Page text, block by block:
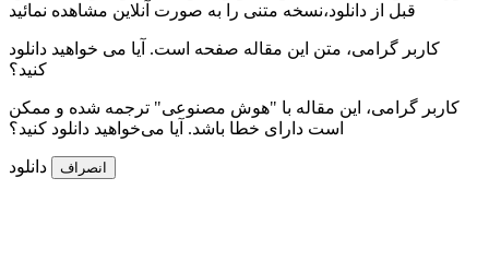
قبل از دانلود،نسخه متنی را به صورت آنلاین مشاهده نمائید
کاربر گرامی، متن این مقاله صفحه است. آیا می خواهید دانلود
کنید؟
کاربر گرامی، این مقاله با "هوش مصنوعی" ترجمه شده و ممکن
است دارای خطا باشد. آیا می‌خواهید دانلود کنید؟
دانلود انصراف